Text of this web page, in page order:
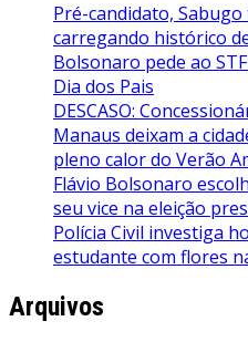
Pré-candidato,
carregando histórico
Bolsonaro pede ao
Dia dos Pais
DESCASO:
Manaus deixam a
pleno calor do Verão
Flávio Bolsonaro
seu vice na eleição
Polícia Civil investiga
estudante com flores
Arquivos